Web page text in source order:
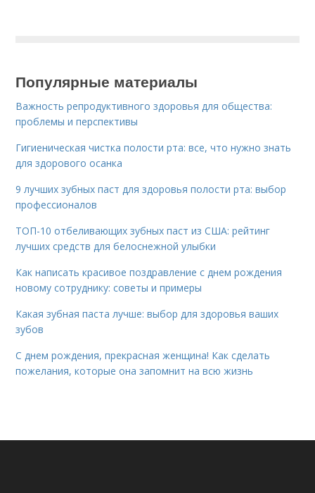
Популярные материалы
Важность репродуктивного здоровья для общества:
проблемы и перспективы
Гигиеническая чистка полости рта: все, что нужно знать
для здорового осанка
9 лучших зубных паст для здоровья полости рта: выбор
профессионалов
ТОП-10 отбеливающих зубных паст из США: рейтинг
лучших средств для белоснежной улыбки
Как написать красивое поздравление с днем рождения
новому сотруднику: советы и примеры
Какая зубная паста лучше: выбор для здоровья ваших
зубов
С днем рождения, прекрасная женщина! Как сделать
пожелания, которые она запомнит на всю жизнь